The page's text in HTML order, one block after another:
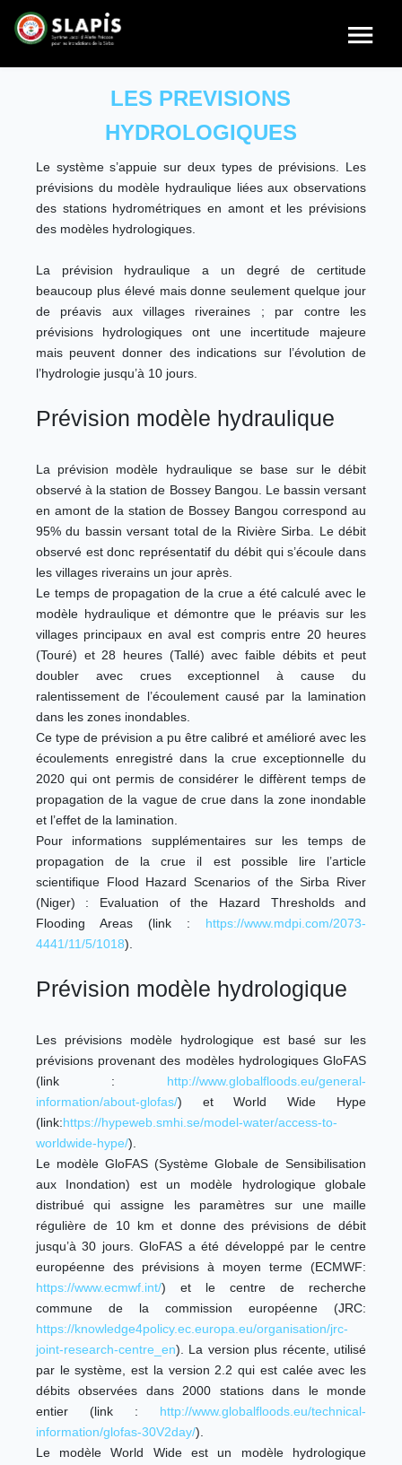
LES PREVISIONS
HYDROLOGIQUES
Le système s’appuie sur deux types de prévisions. Les
prévisions du modèle hydraulique liées aux observations
des stations hydrométriques en amont et les prévisions
des modèles hydrologiques.
La prévision hydraulique a un degré de certitude
beaucoup plus élevé mais donne seulement quelque jour
de préavis aux villages riveraines ; par contre les
prévisions hydrologiques ont une incertitude majeure
mais peuvent donner des indications sur l’évolution de
l’hydrologie jusqu’à 10 jours.
Prévision modèle hydraulique
La prévision modèle hydraulique se base sur le débit
observé à la station de Bossey Bangou. Le bassin versant
en amont de la station de Bossey Bangou correspond au
95% du bassin versant total de la Rivière Sirba. Le débit
observé est donc représentatif du débit qui s’écoule dans
les villages riverains un jour après.
Le temps de propagation de la crue a été calculé avec le
modèle hydraulique et démontre que le préavis sur les
villages principaux en aval est compris entre 20 heures
(Touré) et 28 heures (Tallé) avec faible débits et peut
doubler avec crues exceptionnel à cause du
ralentissement de l’écoulement causé par la lamination
dans les zones inondables.
Ce type de prévision a pu être calibré et amélioré avec les
écoulements enregistré dans la crue exceptionnelle du
2020 qui ont permis de considérer le diffèrent temps de
propagation de la vague de crue dans la zone inondable
et l’effet de la lamination.
Pour informations supplémentaires sur les temps de
propagation de la crue il est possible lire l’article
scientifique Flood Hazard Scenarios of the Sirba River
(Niger) : Evaluation of the Hazard Thresholds and
Flooding Areas (link : https://www.mdpi.com/2073-
4441/11/5/1018).
Prévision modèle hydrologique
Les prévisions modèle hydrologique est basé sur les
prévisions provenant des modèles hydrologiques GloFAS
(link : http://www.globalfloods.eu/general-
information/about-glofas/) et World Wide Hype
(link:https://hypeweb.smhi.se/model-water/access-to-
worldwide-hype/).
Le modèle GloFAS (Système Globale de Sensibilisation
aux Inondation) est un modèle hydrologique globale
distribué qui assigne les paramètres sur une maille
régulière de 10 km et donne des prévisions de débit
jusqu’à 30 jours. GloFAS a été développé par le centre
européenne des prévisions à moyen terme (ECMWF:
https://www.ecmwf.int/) et le centre de recherche
commune de la commission européenne (JRC:
https://knowledge4policy.ec.europa.eu/organisation/jrc-
joint-research-centre_en). La version plus récente, utilisé
par le système, est la version 2.2 qui est calée avec les
débits observées dans 2000 stations dans le monde
entier (link : http://www.globalfloods.eu/technical-
information/glofas-30V2day/).
Le modèle World Wide est un modèle hydrologique